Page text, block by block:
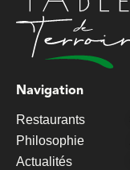
Navigation
Restaurants
Philosophie
Actualités